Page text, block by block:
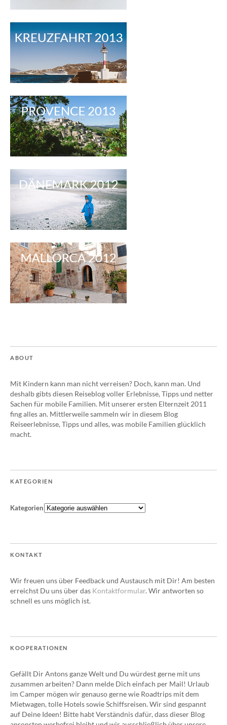
ABOUT
Mit Kindern kann man nicht verreisen? Doch, kann man. Und
deshalb gibts diesen Reiseblog voller Erlebnisse, Tipps und netter
Sachen für mobile Familien. Mit unserer ersten Elternzeit 2011
fing alles an. Mittlerweile sammeln wir in diesem Blog
Reiseerlebnisse, Tipps und alles, was mobile Familien glücklich
macht.
KATEGORIEN
Kategorien
KONTAKT
Wir freuen uns über Feedback und Austausch mit Dir! Am besten
erreichst Du uns über das Kontaktformular. Wir antworten so
schnell es uns möglich ist.
KOOPERATIONEN
Gefällt Dir Antons ganze Welt und Du würdest gerne mit uns
zusammen arbeiten? Dann melde Dich einfach per Mail! Urlaub
im Camper mögen wir genauso gerne wie Roadtrips mit dem
Mietwagen, tolle Hotels sowie Schiffsreisen. Wir sind gespannt
auf Deine Ideen! Bitte habt Verständnis dafür, dass dieser Blog